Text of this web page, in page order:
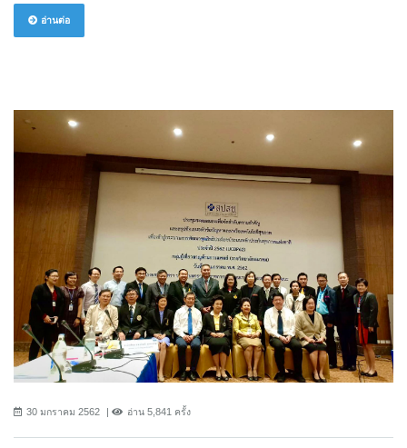
อ่านต่อ
30 มกราคม 2562 อ่าน 5,841 ครั้ง